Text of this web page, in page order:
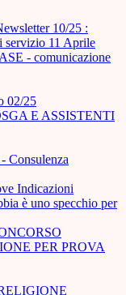
10/25 :
servizio 11 Aprile
- comunicazione
02/25
E ASSISTENTI
Consulenza
Indicazioni
è uno specchio per
PER PROVA